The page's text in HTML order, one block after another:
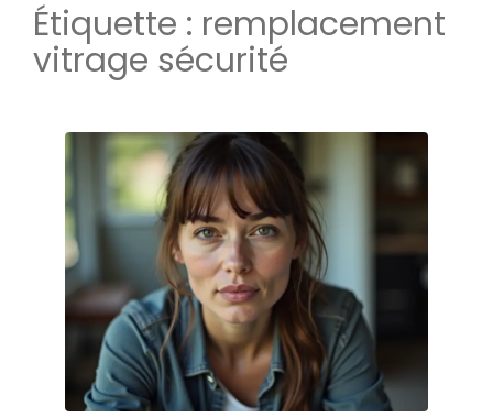
Étiquette : remplacement
vitrage sécurité